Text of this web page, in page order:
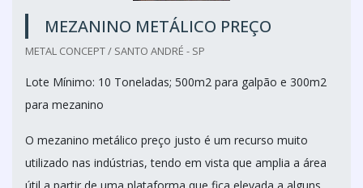
MEZANINO METÁLICO PREÇO
METAL CONCEPT / SANTO ANDRÉ - SP
Lote Mínimo: 10 Toneladas; 500m2 para galpão e 300m2
para mezanino
O mezanino metálico preço justo é um recurso muito
utilizado nas indústrias, tendo em vista que amplia a área